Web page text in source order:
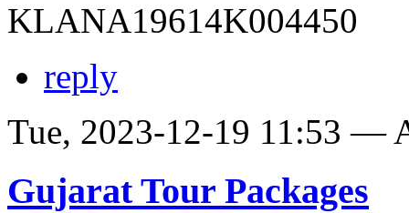
KLANA19614K004450
reply
Tue, 2023-12-19 11:53 —
Gujarat Tour Packages